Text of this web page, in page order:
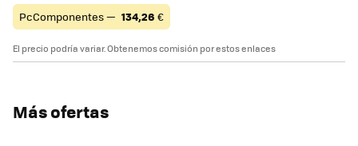
PcComponentes — 134,26 €
El precio podría variar. Obtenemos comisión por estos enlaces
Más ofertas